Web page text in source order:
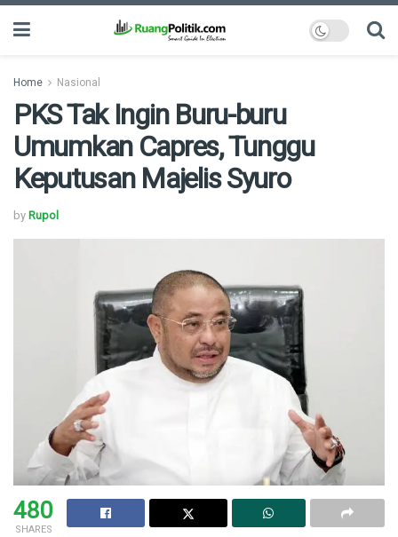
Home Nasional
PKS Tak Ingin Buru-buru
Umumkan Capres, Tunggu
Keputusan Majelis Syuro
by Rupol
480
SHARES